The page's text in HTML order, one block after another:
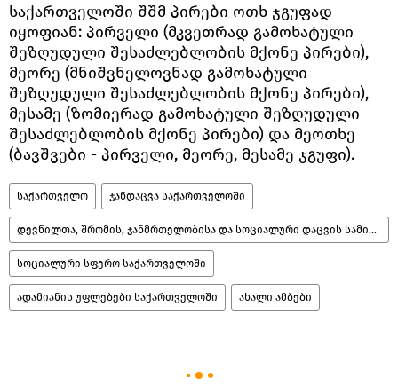
საქართველოში შშმ პირები ოთხ ჯგუფად
იყოფიან: პირველი (მკვეთრად გამოხატული
შეზღუდული შესაძლებლობის მქონე პირები),
მეორე (მნიშვნელოვნად გამოხატული
შეზღუდული შესაძლებლობის მქონე პირები),
მესამე (ზომიერად გამოხატული შეზღუდული
შესაძლებლობის მქონე პირები) და მეოთხე
(ბავშვები - პირველი, მეორე, მესამე ჯგუფი).
საქართველო ჯანდაცვა საქართველოში
დევნილთა, შრომის, ჯანმრთელობისა და სოციალური დაცვის სამინისტრო
სოციალური სფერო საქართველოში
ადამიანის უფლებები საქართველოში ახალი ამბები